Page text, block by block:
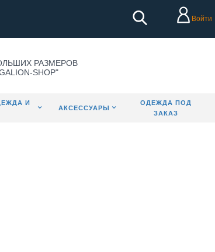
Войти
РАЗМЕРОВ
SHOP"
И
АКСЕССУАРЫ
ОДЕЖДА ПОД
ЗАКАЗ